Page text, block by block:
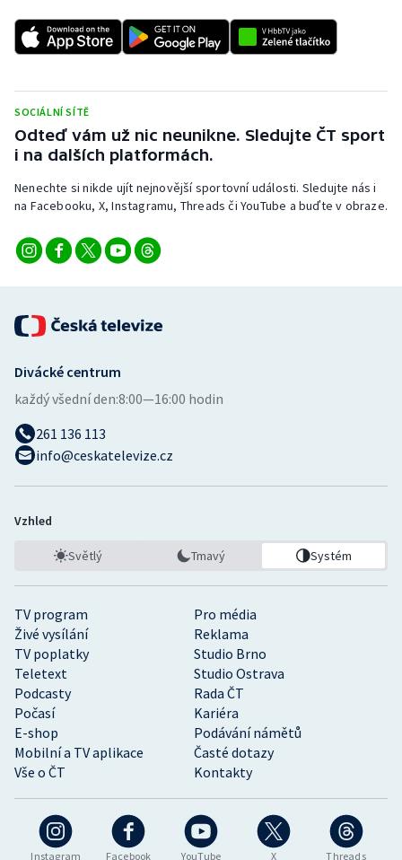
Sportovní střelba
Triatlon
Veslování
Vodní slalom
Volejbal
Ostatní
SOCIÁLNÍ SÍTĚ
Odteď vám už nic neunikne. Sledujte ČT sport
i na dalších platformách.
Nenechte si nikde ujít nejnovější sportovní události. Sledujte nás i
na Facebooku, X, Instagramu, Threads či YouTube a buďte v obraze.
Instagram Facebook YouTube X Threads
TV program
Pro média
Živé vysílání
Reklama
TV poplatky
Studio Brno
Teletext
Studio Ostrava
Podcasty
Rada ČT
Počasí
Kariéra
E-shop
Podávání námětů
Mobilní a TV aplikace
Časté dotazy
Vše o ČT
Kontakty
Divácké centrum
každý všední den:8:00—16:00 hodin
261 136 113
info@ceskatelevize.cz
Vzhled
Světlý Tmavý Systém